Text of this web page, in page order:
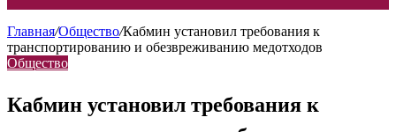
Главная/Общество/Кабмин установил требования к
транспортированию и обезвреживанию медотходов
Общество
Кабмин установил требования к